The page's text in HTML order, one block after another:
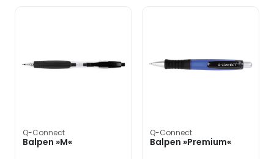
Q-Connect
Balpen »M«
Q-Connect
Balpen »Premium«